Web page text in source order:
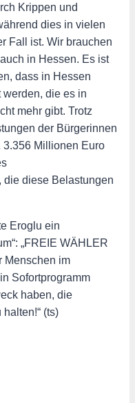
Krippen und
dies in vielen
Fall ist. Wir brauchen
in Hessen. Es ist
dass in Hessen
die es in
mehr gibt. Trotz
der Bürgerinnen
3.356 Millionen Euro
die diese Belastungen
Eroglu ein
„FREIE WÄHLER
Menschen im
Sofortprogramm
haben, die
halten!“ (ts)